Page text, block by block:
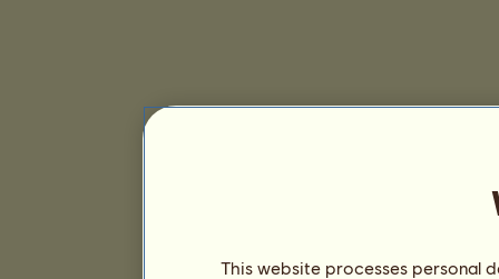
This website processes personal